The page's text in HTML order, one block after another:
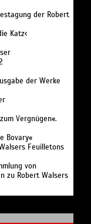
der Robert
Katz‹
der Werke
Vergnügen«.
Bovary«
Feuilletons
von
zu Robert Walsers